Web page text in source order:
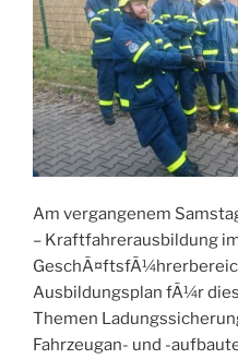
Am vergangenem
– Kraftfahrerausbildung
Ausbildungsplan fÃ¼r
Themen
Fahrzeugan- und -